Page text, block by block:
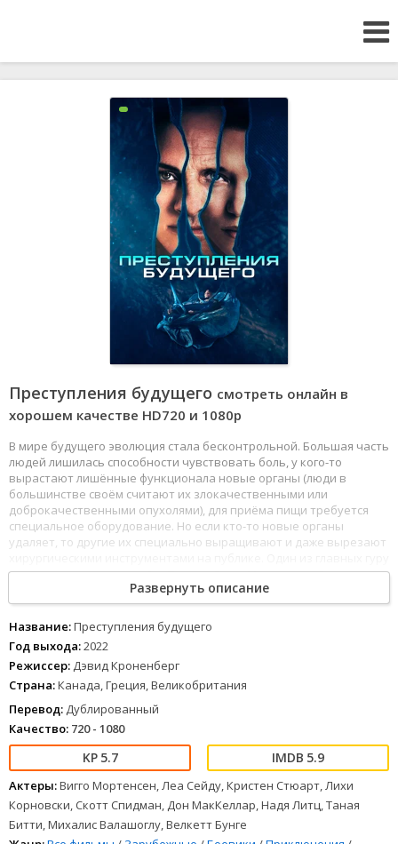
Преступления будущего смотреть онлайн в
хорошем качестве HD720 и 1080p
В мире будущего эволюция стала бесконтрольной. Большая часть
людей лишилась способности чувствовать боль, у кого-то
вырастают лишённые функционала новые органы (люди в
большинстве своём считают их злокачественными или
доброкачественными опухолями), для приёма пищи требуется
специальное оборудование. Но если кто-то новые органы
удаляет, то другие их специально выращивают и даже вырезают
этого дела — художник Сол Тенсер (Вигго Мортенсен). Во всех его
дерзких арт-перформансах ему помогает партнёрша Каприс (Леа
Сейду). Тенсер одержим возможностями перехода людей на
принципиально новую ступень эволюции. Один из таких
вариантов ему предлагает экоактивист Лэнг (Скотт Спидман). Он
рассказывает, что смог видоизменить собственного сына.
Мальчик питался специальными пластиковыми батончиками, но
его убила мать. Отец бережно хранит тело мальчика и
предлагает Тенсеру провести вскрытие ребёнка во время нового
представления. Мир будущего жесток, а конкуренция в арт-мире
высока. И если кто-то выращивает огромное количество ушей,
другая художница делает на своём лице несколько разрезов.
Каприс и Сол посещают многочисленные перформансы и ищут
новые способы шокировать публику. Возможно, поедавший
пластик мальчик вызовет нужный эффект.
53 54 55 5657 58 596061626364 65 6667 68
Развернуть описание
Название:Преступления будущего
Год выхода:2022
Режиссер: Дэвид Кроненберг
Страна:Канада, Греция, Великобритания
Перевод: Дублированный
Качество: 720 - 1080
5.7 5.9
Актеры:Вигго Мортенсен, Леа Сейду, Кристен Стюарт, Лихи
Корновски, Скотт Спидман, Дон МакКеллар, Надя Литц, Таная
Битти, Михалис Валашоглу, Велкетт Бунге